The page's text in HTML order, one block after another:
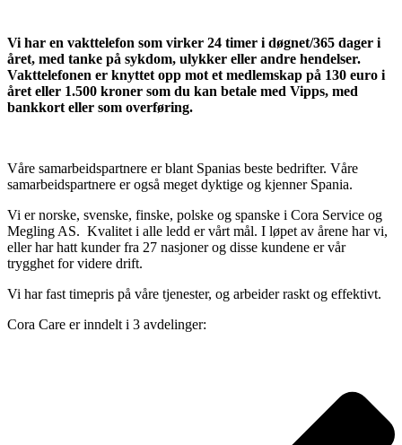
Vi har en vakttelefon som virker 24 timer i døgnet/365 dager i
året, med tanke på sykdom, ulykker eller andre hendelser.
Vakttelefonen er knyttet opp mot et medlemskap på 130 euro i
året eller 1.500 kroner som du kan betale med Vipps, med
bankkort eller som overføring.
Våre samarbeidspartnere er blant Spanias beste bedrifter. Våre
samarbeidspartnere er også meget dyktige og kjenner Spania.
Vi er norske, svenske, finske, polske og spanske i Cora Service og
Megling AS. Kvalitet i alle ledd er vårt mål. I løpet av årene har vi,
eller har hatt kunder fra 27 nasjoner og disse kundene er vår
trygghet for videre drift.
Vi har fast timepris på våre tjenester, og arbeider raskt og effektivt.
Cora Care er inndelt i 3 avdelinger: